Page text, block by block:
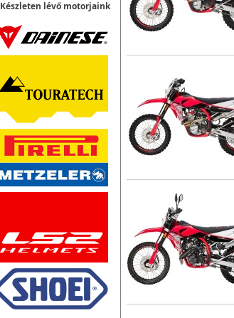
Készleten lévő motorjaink